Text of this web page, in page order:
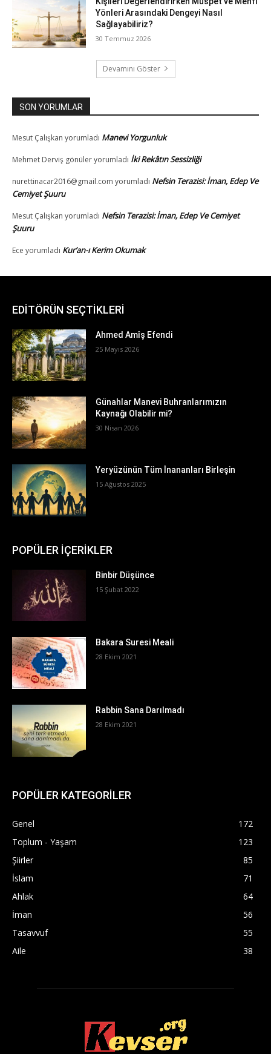
EDİTÖRÜN SEÇTİKLERİ
Ahmed Amîş Efendi
25 Mayıs 2026
Günahlar Manevi Buhranlarımızın
Kaynağı Olabilir mi?
30 Nisan 2026
Yeryüzünün Tüm İnananları Birleşin
15 Ağustos 2025
POPÜLER İÇERİKLER
Binbir Düşünce
15 Şubat 2022
Bakara Suresi Meali
28 Ekim 2021
Rabbin Sana Darılmadı
28 Ekim 2021
POPÜLER KATEGORİLER
Genel
172
Toplum - Yaşam
123
Şiirler
85
İslam
71
Ahlak
64
İman
56
Tasavvuf
55
Aile
38